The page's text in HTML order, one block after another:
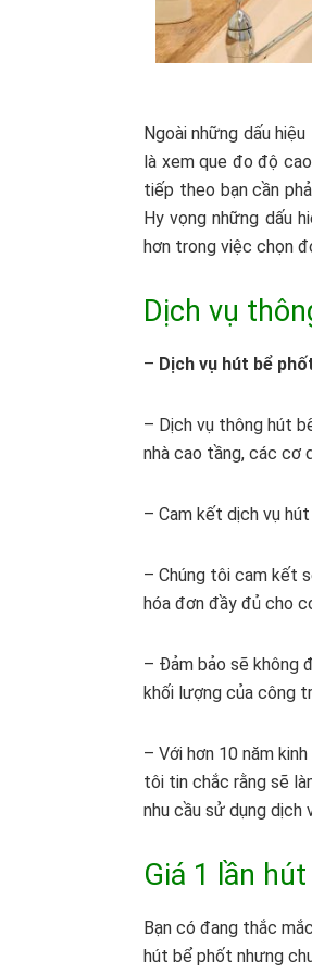
Ngoài những dấu
là xem que đo độ
tiếp theo bạn cần
Hy vọng những dấu
hơn trong việc chọn
Dịch vụ
– Dịch vụ hút bể
– Dịch vụ thông hút
nhà cao tầng, các cơ
– Cam kết dịch vụ
– Chúng tôi cam kết
hóa đơn đầy đủ cho
– Đảm bảo sẽ không
khối lượng của công
– Với hơn 10 năm
tôi tin chắc rằng sẽ
nhu cầu sử dụng dịch
Giá 1 lần
Bạn có đang thắc
hút bể phốt nhưng